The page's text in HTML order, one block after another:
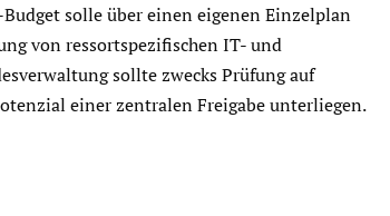
solle über einen eigenen Einzelplan
von ressortspezifischen IT- und
sollte zwecks Prüfung auf
einer zentralen Freigabe unterliegen.